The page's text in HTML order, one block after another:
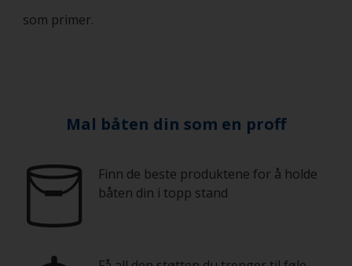
som primer.
Mal båten din som en proff
Finn de beste produktene for å holde
båten din i topp stand